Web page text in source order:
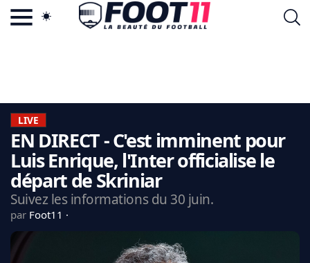
LA CHARTE
VIE PRIVÉE
CGU
CONTACTEZ-NOUS
LIVE
EN DIRECT - C'est imminent pour
Luis Enrique, l'Inter officialise le
départ de Skriniar
Suivez les informations du 30 juin.
par Foot11